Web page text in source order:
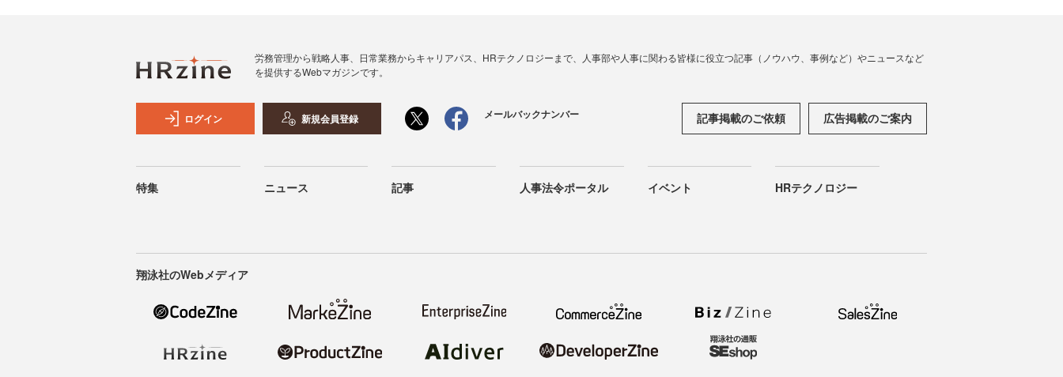
労務管理から戦略人事、日常業務からキャリアパス、HRテクノロジーまで、人事部や人事に関わる皆様に役立つ記事（ノウハウ、事例など）やニュースなど
を提供するWebマガジンです。
ログイン 新規会員登録 メールバックナンバー 記事掲載のご依頼 広告掲載のご案内
特集 ニュース 記事 人事法令ポータル イベント HRテクノロジー
翔泳社のWebメディア